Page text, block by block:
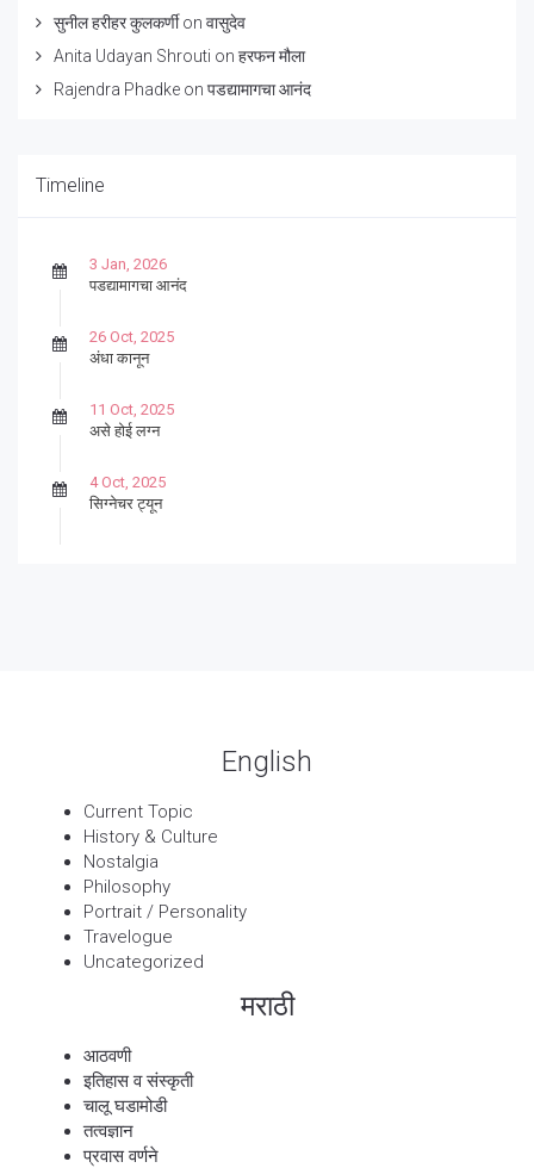
सुनील हरीहर कुलकर्णीon वासुदेव
Anita Udayan Shrouti on हरफन मौला
Rajendra Phadke on पडद्यामागचा आनंद
Timeline
3 Jan, 2026
पडद्यामागचा आनंद
26 Oct, 2025
अंधा कानून
11 Oct, 2025
असे होई लग्न
4 Oct, 2025
सिग्नेचर ट्यून
English
Current Topic
History & Culture
Nostalgia
Philosophy
Portrait / Personality
Travelogue
Uncategorized
मराठी
आठवणी
इतिहास व संस्कृती
चालू घडामोडी
तत्वज्ञान
प्रवास वर्णने